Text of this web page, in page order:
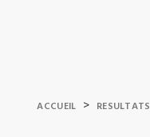
ACCUEIL > RESULTATS